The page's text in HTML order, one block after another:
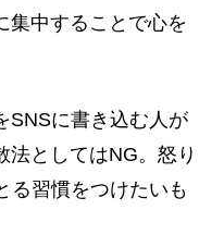
集中することで心を
に書き込む人が
法としてはNG。怒り
る習慣をつけたいも